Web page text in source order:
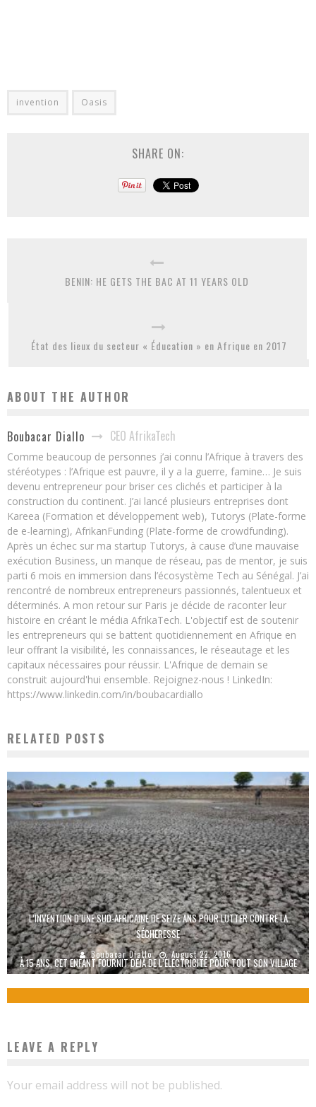
invention Oasis
SHARE ON:
BENIN: HE GETS THE BAC AT 11 YEARS OLD
État des lieux du secteur « Éducation » en Afrique en 2017
ABOUT THE AUTHOR
Boubacar Diallo CEO AfrikaTech
Comme beaucoup de personnes j’ai connu l’Afrique à travers des
stéréotypes : l’Afrique est pauvre, il y a la guerre, famine… Je suis
devenu entrepreneur pour briser ces clichés et participer à la
construction du continent. J’ai lancé plusieurs entreprises dont
Kareea (Formation et développement web), Tutorys (Plate-forme
de e-learning), AfrikanFunding (Plate-forme de crowdfunding).
Après un échec sur ma startup Tutorys, à cause d’une mauvaise
exécution Business, un manque de réseau, pas de mentor, je suis
parti 6 mois en immersion dans l’écosystème Tech au Sénégal. J’ai
rencontré de nombreux entrepreneurs passionnés, talentueux et
déterminés. A mon retour sur Paris je décide de raconter leur
histoire en créant le média AfrikaTech. L'objectif est de soutenir
les entrepreneurs qui se battent quotidiennement en Afrique en
leur offrant la visibilité, les connaissances, le réseautage et les
capitaux nécessaires pour réussir. L'Afrique de demain se
construit aujourd'hui ensemble. Rejoignez-nous ! LinkedIn:
https://www.linkedin.com/in/boubacardiallo
RELATED POSTS
L’INVENTION D’UNE SUD-AFRICAINE DE SEIZE ANS POUR LUTTER CONTRE LA
SÉCHERESSE
Boubacar Diallo August 22, 2016
À 15 ANS, CET ENFANT FOURNIT DÉJÀ DE L’ÉLECTRICITÉ POUR TOUT SON VILLAGE
LEAVE A REPLY
Your email address will not be published.